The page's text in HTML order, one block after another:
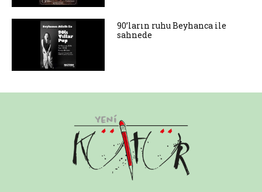
90’ların ruhu Beyhanca ile
sahnede